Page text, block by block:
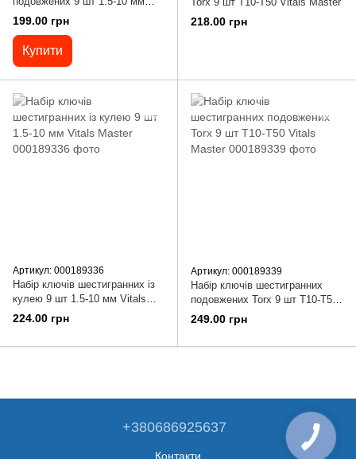
Vitals Master
199.00 грн
Купити
218.00 грн
Артикул: 000189336
Набір ключів шестигранних із
кулею 9 шт 1.5-10 мм Vitals
Master
224.00 грн
Артикул: 000189339
Набір ключів шестигранних
подовжених Torx 9 шт Т10-Т50
Vitals Master
249.00 грн
+380686925637
Контакти